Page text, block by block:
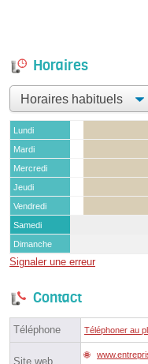
Horaires
Lundi
Mardi
Mercredi
Jeudi
Vendredi
Samedi
Dimanche
Signaler une erreur
Contact
Téléphone Téléphoner au
Site web